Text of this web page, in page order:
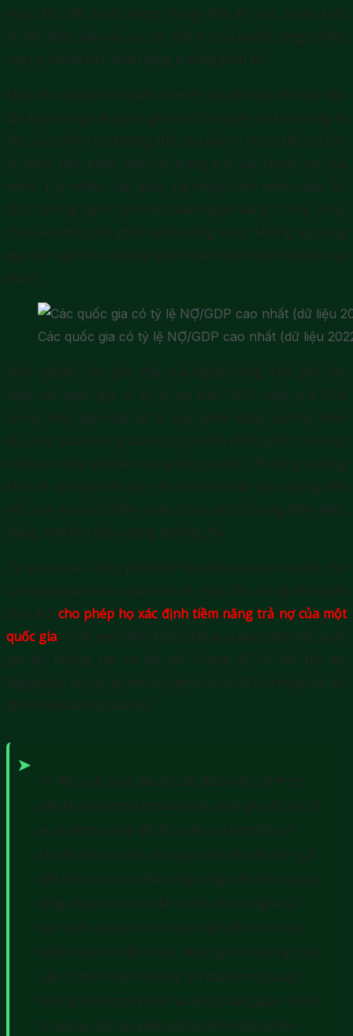
hoặc khi đất nước đang trong thời kỳ suy thoái kinh
tế. Khi điều này xảy ra, các chính phủ muốn tăng cường
vay nợ nhằm kích thích tăng trưởng kinh tế.
Một số nhà kinh tế tuân theo lý thuyết tiền tệ hiện đại,
lập luận rằng các quốc gia có chủ quyền có khả năng in
tiền của chính họ không thể phá sản vì họ có thể chỉ cần
in thêm tiền pháp định để trang trải các khoản nợ của
mình. Tuy nhiên, các quốc gia thuộc Liên minh châu Âu
(EU), những người phải dựa vào Ngân hàng Trung ương
châu Âu (ECB ) để phát hành đồng euro, không áp dụng
quy tắc này vì họ không kiểm soát chính sách tiền tệ của
mình.
Các quốc gia có tỷ lệ NỢ/GDP cao nhất (dữ liệu
Một nghiên cứu gần đây của Ngân hàng Thế giới cho
thấy các quốc gia có tỷ lệ nợ trên GDP vượt quá 77%
trong thời gian dài sẽ bị suy giảm tăng trưởng kinh
tế. Điều quan trọng cần lưu ý là mỗi điểm phần trăm nợ
trên mức này sẽ khiến các quốc gia mất 1,7% tăng trưởng
kinh tế và thậm chí còn rõ rệt hơn ở các thị trường mới
nổi, nơi mà mỗi điểm phần trăm nợ bổ sung trên 64%,
hàng năm làm chậm tăng trưởng 2%.
Tỷ lệ nợ của Chính phủ/GDP là một chỉ báo hữu ích cho
các nhà phân tích, nhà kinh tế, nhà đầu tư và nhà lãnh
đạo. Nó cho phép họ xác định tiềm năng trả nợ của một
quốc gia. Tỷ lệ nợ Chính Phủ/GDP quá mức cho biết quốc
gia đó không tạo ra đủ sản lượng để có thể trả nợ.
Ngược lại, một tỷ lệ nhỏ có nghĩa là có đủ thu nhập để trả
lãi cho khoản nợ của nó.
=> Nếu các nhà đầu tư bắt đầu mất niềm tin
vào khả năng trả nợ của một quốc gia, họ sẽ có
xu hướng mong đợi lãi suất cao hơn đối với
khoản tiền mà họ cho vay hoặc khoản tiền gửi
tiết kiệm của họ. Điều này càng dẫn đến sự gia
tăng chi phí nợ của đất nước. Nó có nghĩa là
bản thân khoản nợ trở nên đắt đỏ hơn, vì cần
nhiều hơn chỉ để trả lãi. Những tình huống như
vậy có thể nhanh chóng trở thành một cuộc
khủng hoảng tài chính và do đó làm giảm điểm
tín dụng của họ. Điều đó sẽ ảnh hưởng đến